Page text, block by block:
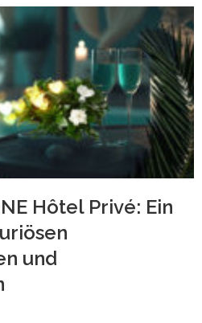
Hôtel Privé: Ein
und